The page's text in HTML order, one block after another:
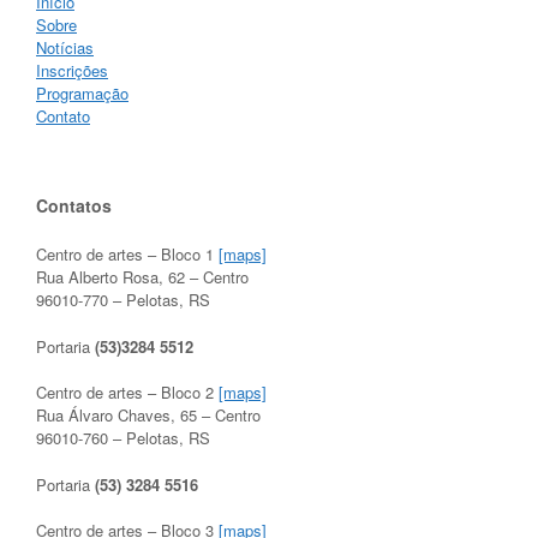
Sobre
Notícias
Inscrições
Programação
Contato
Contatos
Centro de artes – Bloco 1 [maps]
Rua Alberto Rosa, 62 – Centro
96010-770 – Pelotas, RS
Portaria (53)3284 5512
Centro de artes – Bloco 2 [maps]
Rua Álvaro Chaves, 65 – Centro
96010-760 – Pelotas, RS
Portaria (53) 3284 5516
Centro de artes – Bloco 3 [maps]